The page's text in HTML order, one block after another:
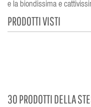
e la biondissima e
PRODOTTI VISTI
30 PRODOTTI DELLA